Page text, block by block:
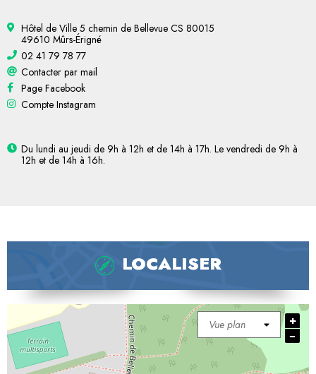
Hôtel de Ville 5 chemin de Bellevue CS 80015
49610 Mûrs-Érigné
02 41 79 78 77
Contacter par mail
Page Facebook
Compte Instagram
Du lundi au jeudi de 9h à 12h et de 14h à 17h. Le vendredi de 9h à
12h et de 14h à 16h.
LOCALISER
+
−